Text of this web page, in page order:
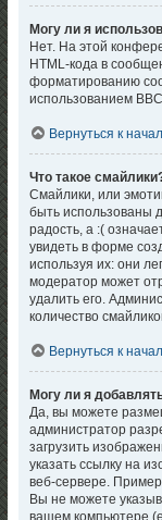
Могу ли я
Нет. На этой
HTML-кода в
форматированию
использованием
Вернуться к
Что такое
Смайлики, или
быть использованы
радость, а :(
увидеть в форме
используя их: они
модератор может
удалить его.
количество
Вернуться к
Могу ли я
Да, вы можете
администратор
загрузить
указать ссылку на
веб-сервере.
Вы не можете
вашем компьютере